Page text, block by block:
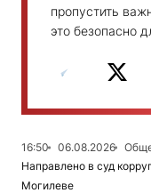
пропустить
это безопасно
16:50 06.08.2026
Направлено в суд
Могилеве